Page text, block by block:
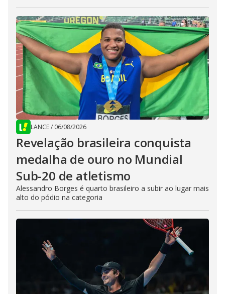
LANCE/ 06/08/2026
Revelação brasileira conquista
medalha de ouro no Mundial
Sub-20 de atletismo
Alessandro Borges é quarto brasileiro a subir ao lugar mais
alto do pódio na categoria